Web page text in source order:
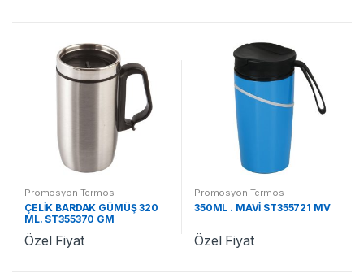
Promosyon Termos
ÇELİK BARDAK GÜMÜŞ 320
ML. ST355370 GM
Özel Fiyat
Promosyon Termos
350ML . MAVİ ST355721 MV
Özel Fiyat